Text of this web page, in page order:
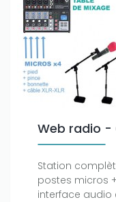
Web radio -
Station
postes micros
interface audio